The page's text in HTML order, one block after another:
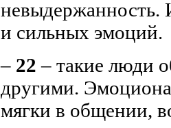
невыдержанность.
и сильных эмоций.
– 22 – такие люди
другими.
мягки в общении,